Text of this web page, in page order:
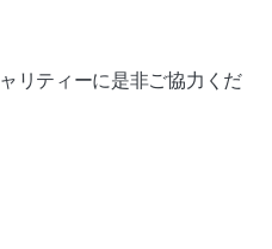
リティーに是非ご協力くだ